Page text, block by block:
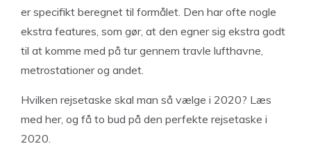
er specifikt beregnet til formålet. Den har ofte nogle
ekstra features, som gør, at den egner sig ekstra godt
til at komme med på tur gennem travle lufthavne,
metrostationer og andet.
Hvilken rejsetaske skal man så vælge i 2020? Læs
med her, og få to bud på den perfekte rejsetaske i
2020.